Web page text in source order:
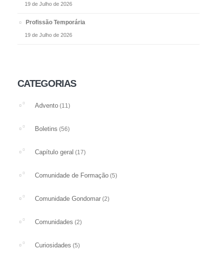
19 de Julho de 2026
Profissão Temporária
19 de Julho de 2026
CATEGORIAS
Advento (11)
Boletins (56)
Capítulo geral (17)
Comunidade de Formação (5)
Comunidade Gondomar (2)
Comunidades (2)
Curiosidades (5)